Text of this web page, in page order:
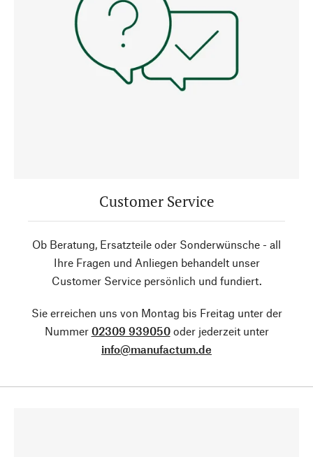
Customer Service
Ob Beratung, Ersatzteile oder Sonderwünsche - all
Ihre Fragen und Anliegen behandelt unser
Customer Service persönlich und fundiert.
Sie erreichen uns von Montag bis Freitag unter der
Nummer 02309 939050oder jederzeit unter
info@manufactum.de